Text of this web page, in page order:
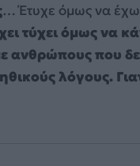
… Έτυχε όμως να έχω
τύχει όμως να
ανθρώπους που
λόγους.